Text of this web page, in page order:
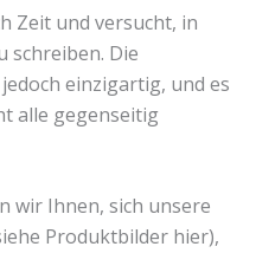
Zeit und versucht, in
schreiben. Die
einzigartig, und es
alle gegenseitig
wir Ihnen, sich unsere
Produktbilder hier),